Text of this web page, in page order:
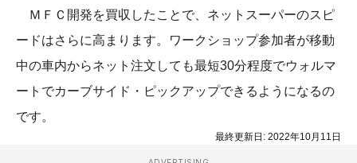
ＭＦＣ開発を買収したことで、ネットスーパーのスピ
ードはさらに高まります。ワークショップ参加者が移動
中の車内からネット注文しても最短30分程度でウォルマ
ートでカーブサイド・ピックアップできるようになるの
です。
最終更新日: 2022年10月11日